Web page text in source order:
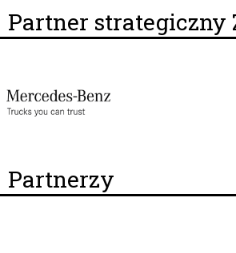
Partner strategiczny
Partnerzy